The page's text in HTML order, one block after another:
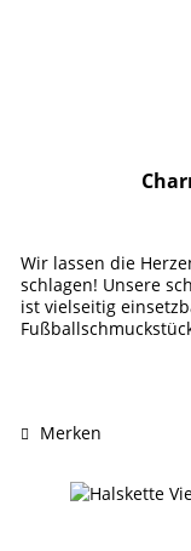
Wir lassen die
schlagen! Unsere
ist vielseitig
Merken